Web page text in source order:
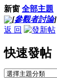
新窗 全部主題
[參觀者討論]
返 回
快速發帖